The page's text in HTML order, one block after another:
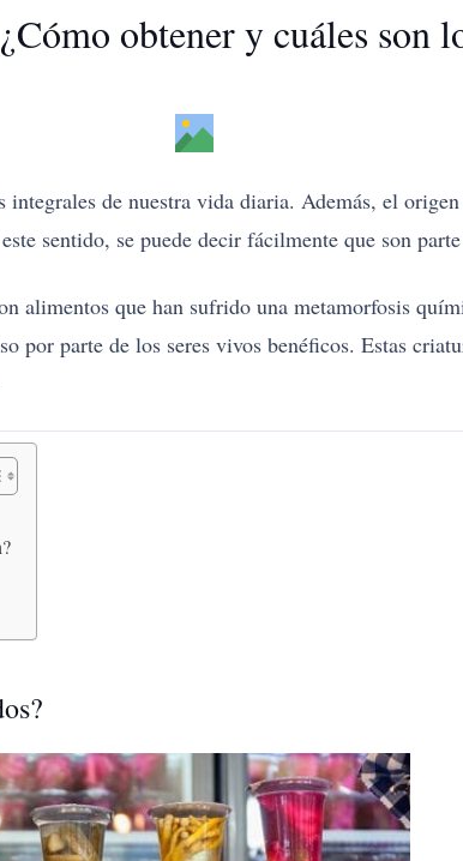
obtener y cuáles son
de nuestra vida diaria. Además, el
sentido, se puede decir fácilmente que son
alimentos que han sufrido una metamorfosis
por parte de los seres vivos benéficos. Estas